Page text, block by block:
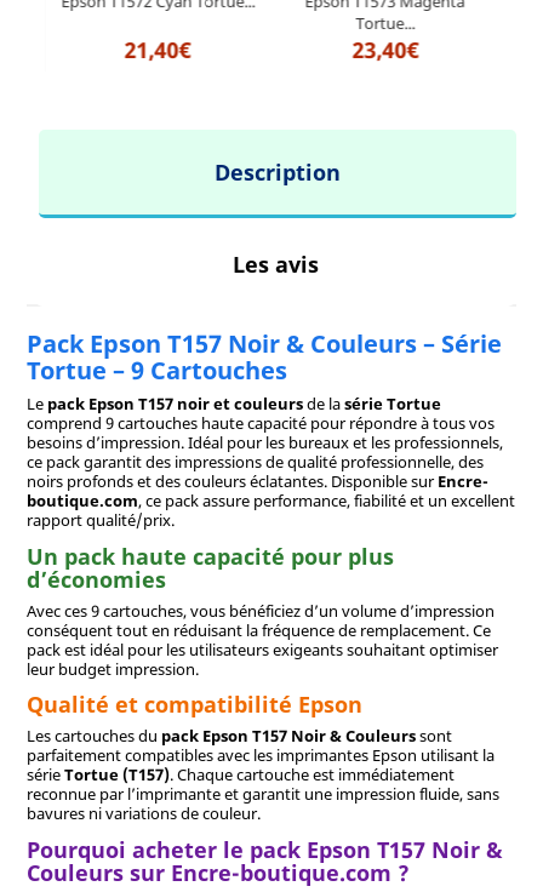
21,40€
Tortue...
23,40€
Description
Les avis
Pack Epson T157 Noir & Couleurs – Série
Tortue – 9 Cartouches
Le pack Epson T157 noir et couleursde lasérie Tortue
comprend 9 cartouches haute capacité pour répondre à tous vos
besoins d’impression. Idéal pour les bureaux et les professionnels,
ce pack garantit des impressions de qualité professionnelle, des
noirs profonds et des couleurs éclatantes. Disponible surEncre-
boutique.com, ce pack assure performance, fiabilité et un excellent
rapport qualité/prix.
Un pack haute capacité pour plus
d’économies
Avec ces 9 cartouches, vous bénéficiez d’un volume d’impression
conséquent tout en réduisant la fréquence de remplacement. Ce
pack est idéal pour les utilisateurs exigeants souhaitant optimiser
leur budget impression.
Qualité et compatibilité Epson
Les cartouches du pack Epson T157 Noir & Couleurssont
parfaitement compatibles avec les imprimantes Epson utilisant la
sérieTortue (T157). Chaque cartouche est immédiatement
reconnue par l’imprimante et garantit une impression fluide, sans
bavures ni variations de couleur.
Pourquoi acheter le pack Epson T157 Noir &
Couleurs sur Encre-boutique.com ?